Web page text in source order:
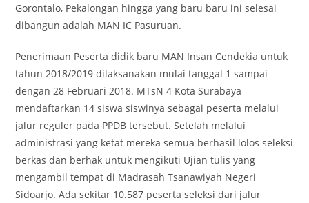
Gorontalo, Pekalongan hingga yang baru baru ini selesai
dibangun adalah MAN IC Pasuruan.
Penerimaan Peserta didik baru MAN Insan Cendekia untuk
tahun 2018/2019 dilaksanakan mulai tanggal 1 sampai
dengan 28 Februari 2018. MTsN 4 Kota Surabaya
mendaftarkan 14 siswa siswinya sebagai peserta melalui
jalur reguler pada PPDB tersebut. Setelah melalui
administrasi yang ketat mereka semua berhasil lolos seleksi
berkas dan berhak untuk mengikuti Ujian tulis yang
mengambil tempat di Madrasah Tsanawiyah Negeri
Sidoarjo. Ada sekitar 10.587 peserta seleksi dari jalur